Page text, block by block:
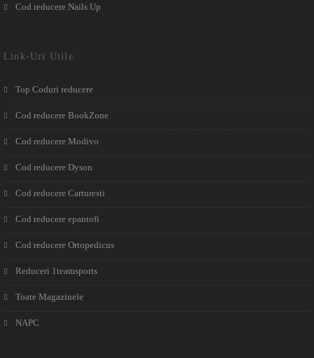
Cod reducere Nails Up
Link-Uri Utile
Top Coduri reducere
Cod reducere BookZone
Cod reducere Modivo
Cod reducere Dyson
Cod reducere Carturesti
Cod reducere epantofi
Cod reducere Ortopedicus
Reduceri 1teamsports
Toate Magazinele
NAPC